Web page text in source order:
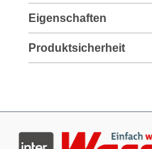
Eigenschaften
Produktsicherheit